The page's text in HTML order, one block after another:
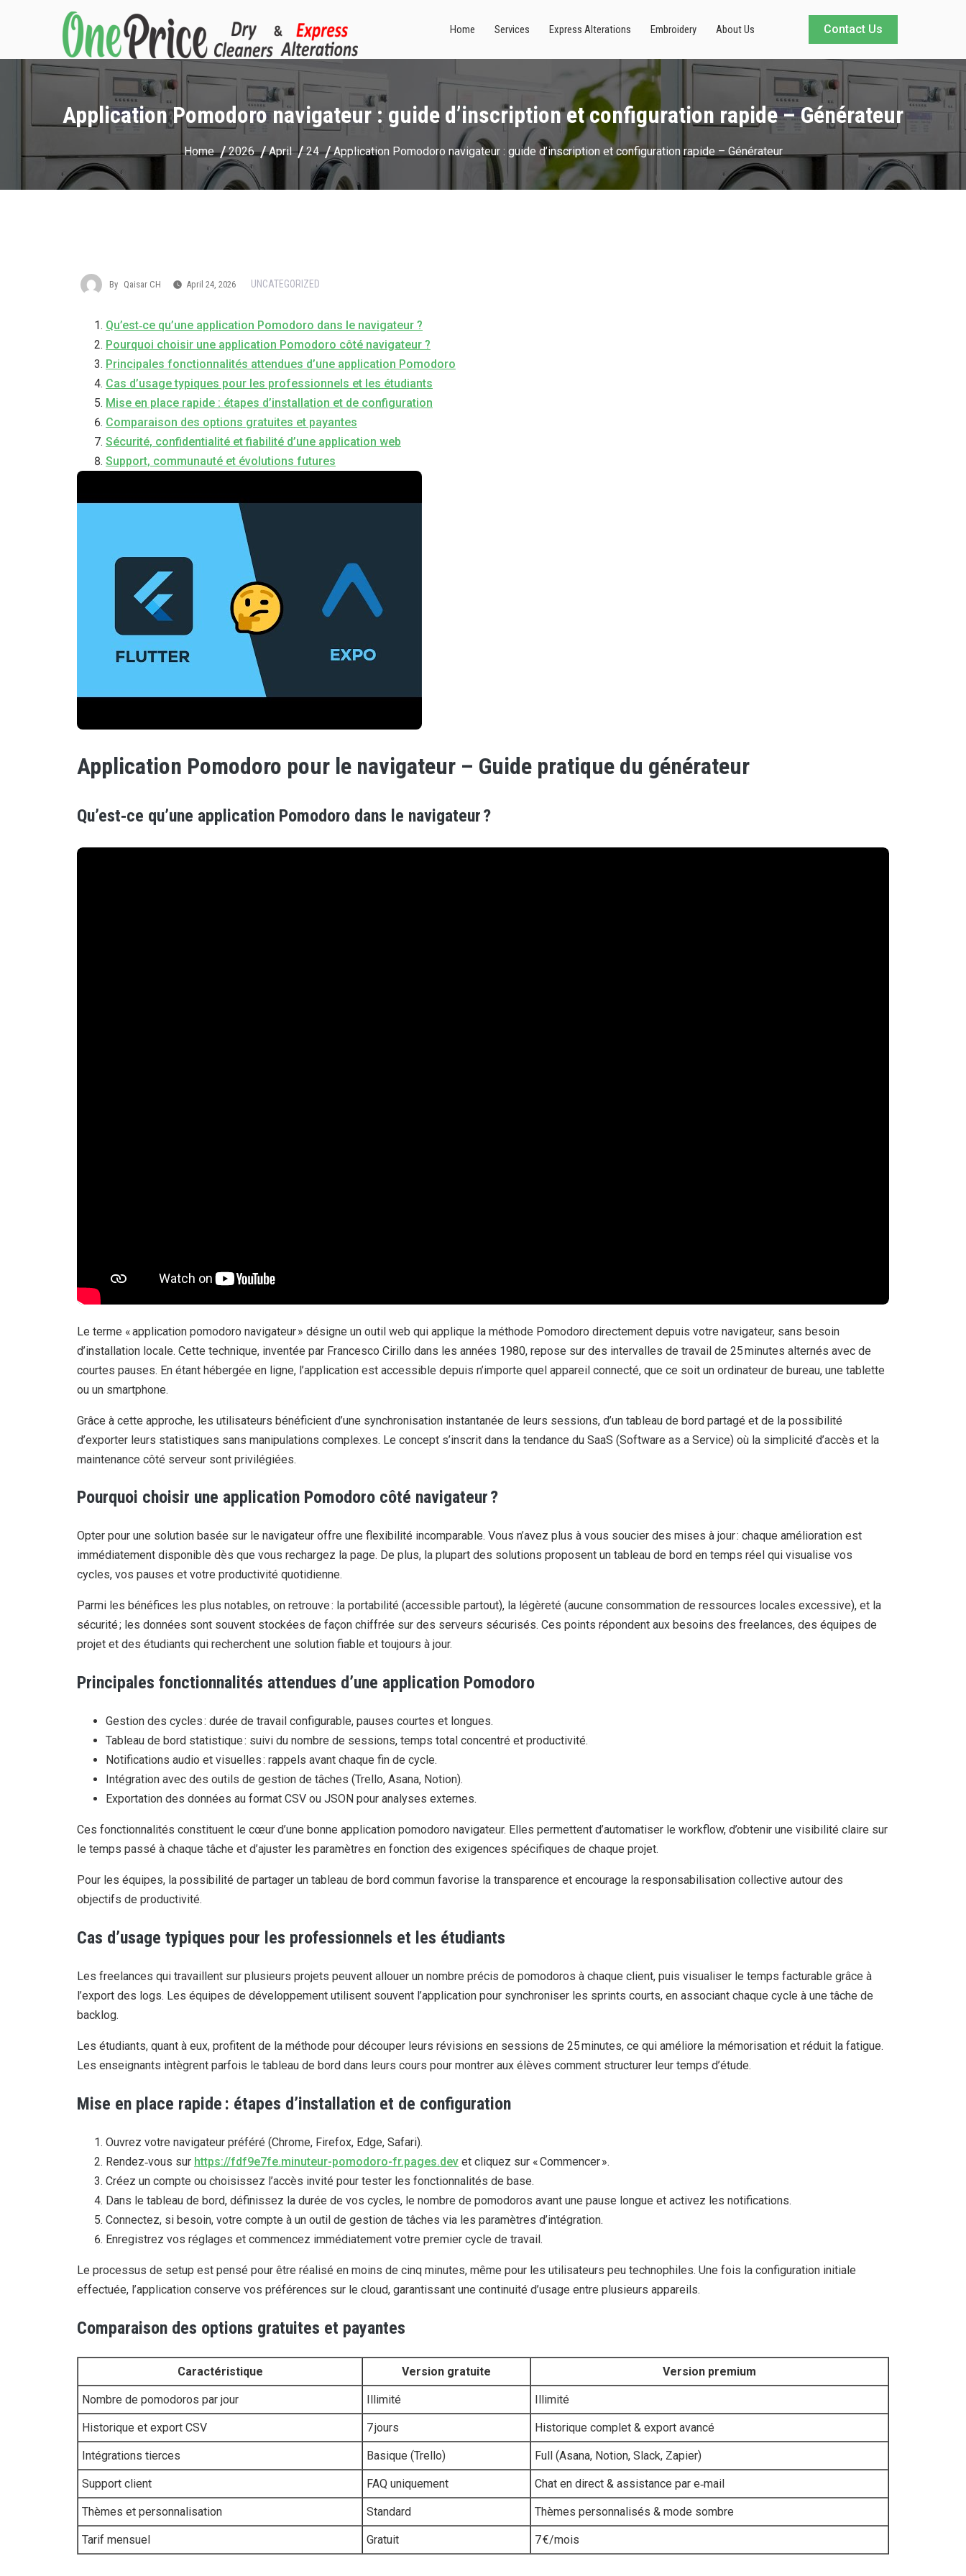
Home Services Express Alterations Embroidery About Us Contact Us
Application Pomodoro navigateur : guide d’inscription et configuration rapide – Générateur
Home 2026 April 24 Application Pomodoro navigateur : guide d’inscription et configuration rapide – Générateur
By Qaisar CH April 24, 2026 UNCATEGORIZED
Qu’est‑ce qu’une application Pomodoro dans le navigateur ?
Pourquoi choisir une application Pomodoro côté navigateur ?
Principales fonctionnalités attendues d’une application Pomodoro
Cas d’usage typiques pour les professionnels et les étudiants
Mise en place rapide : étapes d’installation et de configuration
Comparaison des options gratuites et payantes
Sécurité, confidentialité et fiabilité d’une application web
Support, communauté et évolutions futures
Application Pomodoro pour le navigateur – Guide pratique du générateur
Qu’est‑ce qu’une application Pomodoro dans le navigateur ?
Le terme « application pomodoro navigateur » désigne un outil web qui applique la méthode Pomodoro directement depuis votre navigateur, sans besoin
d’installation locale. Cette technique, inventée par Francesco Cirillo dans les années 1980, repose sur des intervalles de travail de 25 minutes alternés avec de
courtes pauses. En étant hébergée en ligne, l’application est accessible depuis n’importe quel appareil connecté, que ce soit un ordinateur de bureau, une tablette
ou un smartphone.
Grâce à cette approche, les utilisateurs bénéficient d’une synchronisation instantanée de leurs sessions, d’un tableau de bord partagé et de la possibilité
d’exporter leurs statistiques sans manipulations complexes. Le concept s’inscrit dans la tendance du SaaS (Software as a Service) où la simplicité d’accès et la
maintenance côté serveur sont privilégiées.
Pourquoi choisir une application Pomodoro côté navigateur ?
Opter pour une solution basée sur le navigateur offre une flexibilité incomparable. Vous n’avez plus à vous soucier des mises à jour : chaque amélioration est
immédiatement disponible dès que vous rechargez la page. De plus, la plupart des solutions proposent un tableau de bord en temps réel qui visualise vos
cycles, vos pauses et votre productivité quotidienne.
Parmi les bénéfices les plus notables, on retrouve : la portabilité (accessible partout), la légèreté (aucune consommation de ressources locales excessive), et la
sécurité ; les données sont souvent stockées de façon chiffrée sur des serveurs sécurisés. Ces points répondent aux besoins des freelances, des équipes de
projet et des étudiants qui recherchent une solution fiable et toujours à jour.
Principales fonctionnalités attendues d’une application Pomodoro
Gestion des cycles : durée de travail configurable, pauses courtes et longues.
Tableau de bord statistique : suivi du nombre de sessions, temps total concentré et productivité.
Notifications audio et visuelles : rappels avant chaque fin de cycle.
Intégration avec des outils de gestion de tâches (Trello, Asana, Notion).
Exportation des données au format CSV ou JSON pour analyses externes.
Ces fonctionnalités constituent le cœur d’une bonne application pomodoro navigateur. Elles permettent d’automatiser le workflow, d’obtenir une visibilité claire sur
le temps passé à chaque tâche et d’ajuster les paramètres en fonction des exigences spécifiques de chaque projet.
Pour les équipes, la possibilité de partager un tableau de bord commun favorise la transparence et encourage la responsabilisation collective autour des
objectifs de productivité.
Cas d’usage typiques pour les professionnels et les étudiants
Les freelances qui travaillent sur plusieurs projets peuvent allouer un nombre précis de pomodoros à chaque client, puis visualiser le temps facturable grâce à
l’export des logs. Les équipes de développement utilisent souvent l’application pour synchroniser les sprints courts, en associant chaque cycle à une tâche de
backlog.
Les étudiants, quant à eux, profitent de la méthode pour découper leurs révisions en sessions de 25 minutes, ce qui améliore la mémorisation et réduit la fatigue.
Les enseignants intègrent parfois le tableau de bord dans leurs cours pour montrer aux élèves comment structurer leur temps d’étude.
Mise en place rapide : étapes d’installation et de configuration
Ouvrez votre navigateur préféré (Chrome, Firefox, Edge, Safari).
Rendez‑vous sur https://fdf9e7fe.minuteur-pomodoro-fr.pages.dev et cliquez sur « Commencer ».
Créez un compte ou choisissez l’accès invité pour tester les fonctionnalités de base.
Dans le tableau de bord, définissez la durée de vos cycles, le nombre de pomodoros avant une pause longue et activez les notifications.
Connectez, si besoin, votre compte à un outil de gestion de tâches via les paramètres d’intégration.
Enregistrez vos réglages et commencez immédiatement votre premier cycle de travail.
Le processus de setup est pensé pour être réalisé en moins de cinq minutes, même pour les utilisateurs peu technophiles. Une fois la configuration initiale
effectuée, l’application conserve vos préférences sur le cloud, garantissant une continuité d’usage entre plusieurs appareils.
Comparaison des options gratuites et payantes
Caractéristique Version gratuite Version premium
Nombre de pomodoros par jour Illimité Illimité
Historique et export CSV 7 jours Historique complet & export avancé
Intégrations tierces Basique (Trello) Full (Asana, Notion, Slack, Zapier)
Support client FAQ uniquement Chat en direct & assistance par e‑mail
Thèmes et personnalisation Standard Thèmes personnalisés & mode sombre
Tarif mensuel Gratuit 7 €/mois